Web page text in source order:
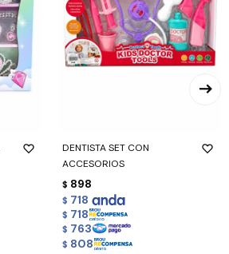
DENTISTA SET CON
ACCESORIOS
$ 898
$ 718
$ 718
$ 763
$ 808